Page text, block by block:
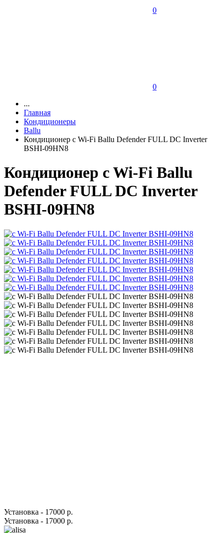
0
0
...
Главная
Кондиционеры
Ballu
Кондиционер c Wi-Fi Ballu Defender FULL DC Inverter
BSHI-09HN8
Кондиционер c Wi-Fi Ballu
Defender FULL DC Inverter
BSHI-09HN8
Установка - 17000 р.
Установка - 17000 р.